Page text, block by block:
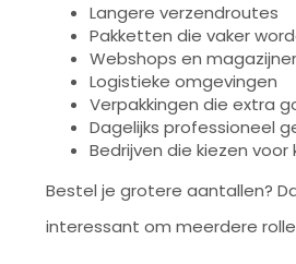
Langere verzendroutes
Pakketten die vaker
Webshops en
Logistieke omgevingen
Verpakkingen die extra
Dagelijks professioneel
Bedrijven die kiezen
Bestel je grotere aantallen?
interessant om meerdere